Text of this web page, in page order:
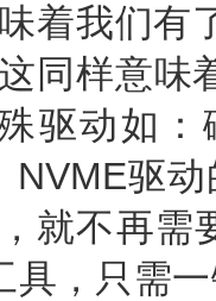
着我们有
同样意味
驱动如
NVME驱
就不再需
具，只需